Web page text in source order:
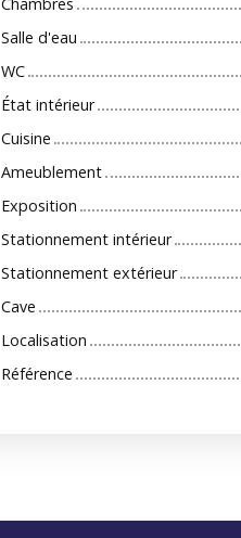
Chambres
Salle d'eau
WC
État intérieur
Cuisine
Ameublement
Exposition
Stationnement intérieur
Stationnement extérieur
Cave
Localisation
Référence